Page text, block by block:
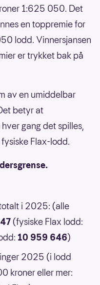
1:625 050. Det
en toppremie for
lodd. Vinnersjansen
er trykket bak på
av en umiddelbar
betyr at
gang det spilles,
Flax-lodd.
i 2025: (alle
(fysiske Flax lodd:
10 959 646)
2025 (i lodd
kroner eller mer: